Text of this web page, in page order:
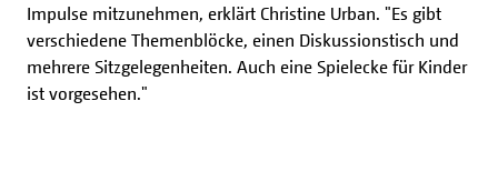
Impulse mitzunehmen, erklärt Christine Urban. "Es gibt
verschiedene Themenblöcke, einen Diskussionstisch und
mehrere Sitzgelegenheiten. Auch eine Spielecke für Kinder
ist vorgesehen."